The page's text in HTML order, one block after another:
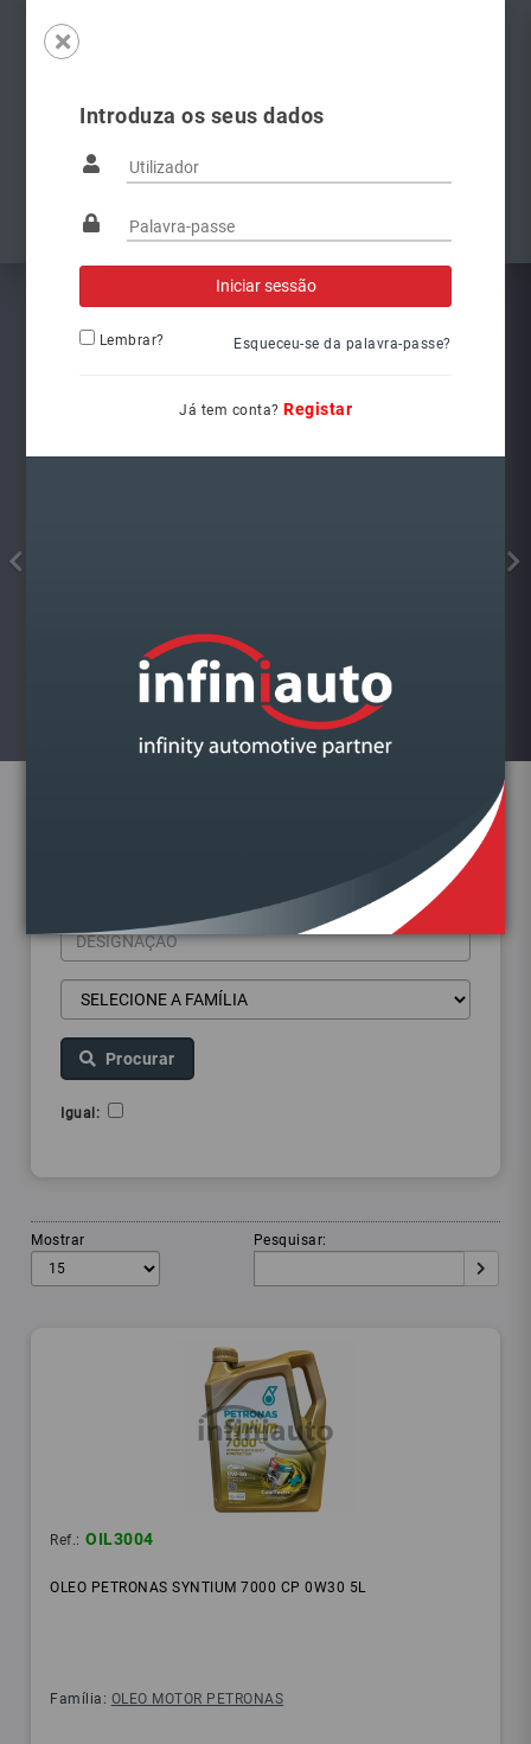
Introduza os seus dados
Lembrar? Esqueceu-se da palavra-passe?
Já tem conta? Registar
Famílias
TEMP.KIMAPA
Visualizar
Procurar
Igual:
Mostrar Pesquisar:
Ref.: OIL3004
OLEO PETRONAS SYNTIUM 7000 CP 0W30 5L
Família: OLEO MOTOR PETRONAS